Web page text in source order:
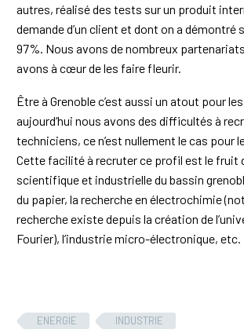
autres, réalisé des tests sur un produit
demande d’un client et dont on a démontré
97%. Nous avons de nombreux
avons à cœur de les faire fleurir.
Être à Grenoble c’est aussi un atout pour
aujourd‘hui nous avons des difficultés à
techniciens, ce n’est nullement le cas pour
Cette facilité à recruter ce profil est le fruit
scientifique et industrielle du bassin
du papier, la recherche en électrochimie
recherche existe depuis la création de
Fourier), l’industrie micro-électronique, etc.
ENERGIE INDUSTRIE